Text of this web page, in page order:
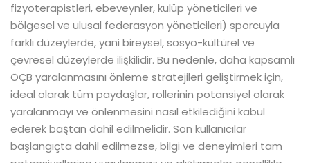
fizyoterapistleri, ebeveynler, kulüp yöneticileri ve
bölgesel ve ulusal federasyon yöneticileri) sporcuyla
farklı düzeylerde, yani bireysel, sosyo-kültürel ve
çevresel düzeylerde ilişkilidir. Bu nedenle, daha kapsamlı
ÖÇB yaralanmasını önleme stratejileri geliştirmek için,
ideal olarak tüm paydaşlar, rollerinin potansiyel olarak
yaralanmayı ve önlenmesini nasıl etkilediğini kabul
ederek baştan dahil edilmelidir. Son kullanıcılar
başlangıçta dahil edilmezse, bilgi ve deneyimleri tam